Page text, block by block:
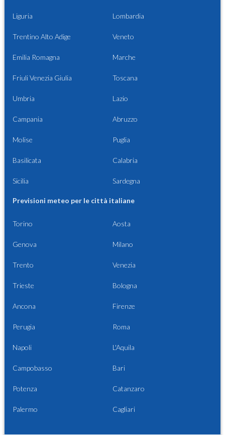
Liguria Lombardia
Trentino Alto Adige Veneto
Emilia Romagna Marche
Friuli Venezia Giulia Toscana
Umbria Lazio
Campania Abruzzo
Molise Puglia
Basilicata Calabria
Sicilia Sardegna
Previsioni meteo per le città italiane
Torino Aosta
Genova Milano
Trento Venezia
Trieste Bologna
Ancona Firenze
Perugia Roma
Napoli L'Aquila
Campobasso Bari
Potenza Catanzaro
Palermo Cagliari